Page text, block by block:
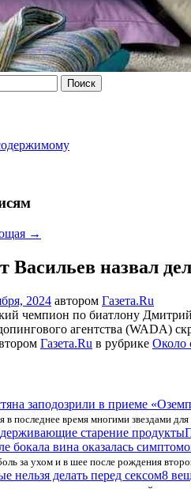
→
Васильев назвал
2024 автором Газета.Ru
чемпион по биатлону Дмитрий
агентства (WADA)
Газета.Ru в рубрике Около
в последнее время многими звездами
за ухом и в шее после рождения
8